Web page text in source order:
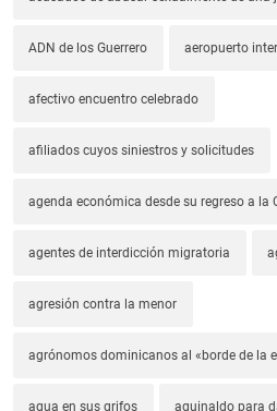
ADN de los Guerrero aeropuerto
afectivo encuentro celebrado
afiliados cuyos siniestros y solicitudes
agenda económica desde su regreso a la
agentes de interdicción migratoria
agresión contra la menor
agrónomos dominicanos al «borde de la
agua en sus grifos aguinaldo para